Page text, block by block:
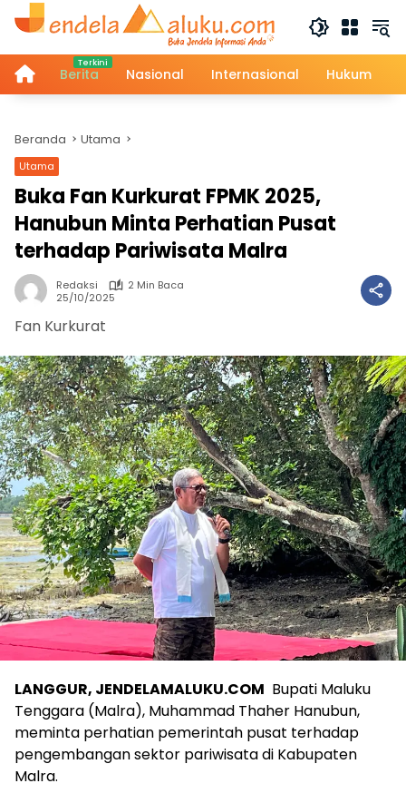
Langsung
HomeBerita Nasional Internasional Hukum
Beranda Utama
Utama
Buka Fan Kurkurat FPMK 2025,
Hanubun Minta Perhatian Pusat
terhadap Pariwisata Malra
Redaksi
2 Min Baca
25/10/2025
Fan Kurkurat
LANGGUR, JENDELAMALUKU.COM Bupati Maluku
Tenggara (Malra), Muhammad Thaher Hanubun,
meminta perhatian pemerintah pusat terhadap
pengembangan sektor pariwisata di Kabupaten
Malra.